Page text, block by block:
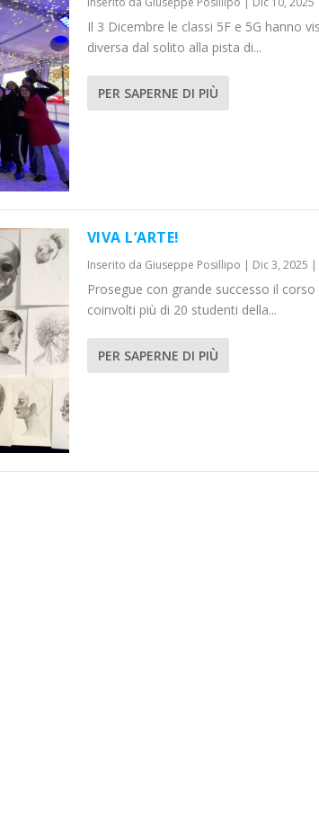
Il 3 Dicembre le classi 5F e 5G hanno
diversa dal solito alla pista di...
PER SAPERNE DI PIÙ
VIVA L’ARTE!
Inserito da Giuseppe Posillipo | Dic 3, 2025 |
Prosegue con grande successo il
coinvolti più di 20 studenti della...
PER SAPERNE DI PIÙ